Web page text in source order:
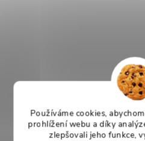
Používáme cookies,
prohlížení webu a díky
zlepšovali jeho funkce,